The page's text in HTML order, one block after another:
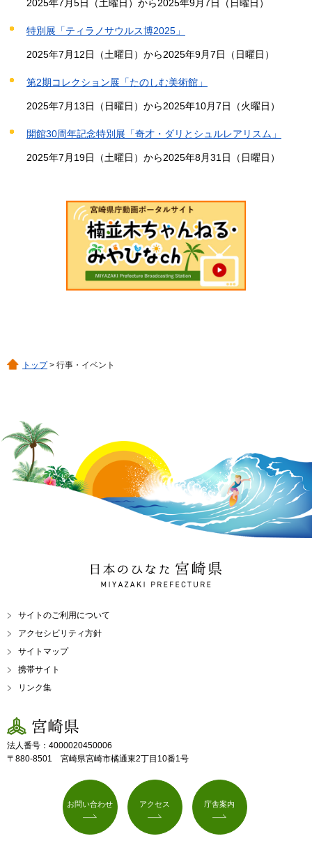
2025年7月5日（土曜日）から2025年9月7日（日曜日）
特別展「ティラノサウルス博2025」
2025年7月12日（土曜日）から2025年9月7日（日曜日）
第2期コレクション展「たのしむ美術館」
2025年7月13日（日曜日）から2025年10月7日（火曜日）
開館30周年記念特別展「奇才・ダリとシュルレアリスム」
2025年7月19日（土曜日）から2025年8月31日（日曜日）
トップ> 行事・イベント
日本のひなた 宮崎県
MIYAZAKI PREFECTURE
サイトのご利用について
アクセシビリティ方針
サイトマップ
携帯サイト
リンク集
宮崎県
法人番号：4000020450006
〒880-8501 宮崎県宮崎市橘通東2丁目10番1号
お問い合わせ アクセス 庁舎案内